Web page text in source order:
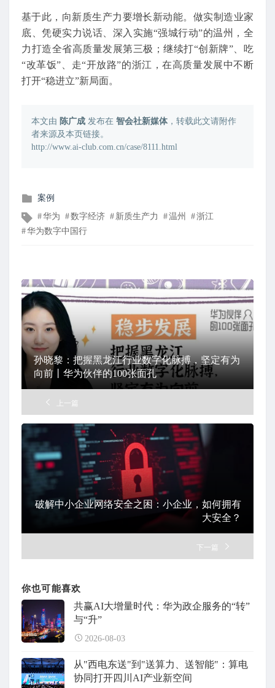
基于此，向新质生产力要增长新动能。做实制造业家
底、凭硬实力说话、深入实施“强城行动”的温州，全
力打造全省高质量发展第三极；继续打“创新牌”、吃
“改革饭”、走“开放路”的浙江，在高质量发展中不断
打开“稳进立”新局面。
本文由 陈广成 发布在 智会社新媒体，转载此文请附作
者来源及本页链接。
http://www.ai-club.com.cn/case/8111.html
发
在
案例
文
章
标
华为 数字经济 新质生产力 温州
浙江
华为数字中国行
孙晓黎：把握黑龙江行业数字化脉搏，坚定有为
向前丨华为伙伴的100张面孔
上一篇
破解中小企业网络安全之困：小企业，如何拥有
大安全？
下一篇
你也可能喜欢
共赢AI大增量时代：华为政企服务的“转”
与“升”
2026-08-03
从"西电东送"到"送算力、送智能"：算电
协同打开四川AI产业新空间